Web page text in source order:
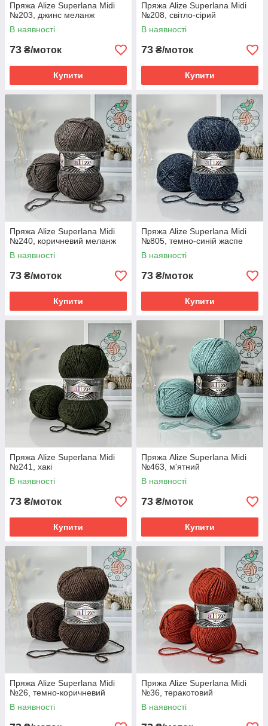
Пряжа Alize Superlana Midi
№203, джинс меланж
В наявності
73 ₴/моток
Купити
Пряжа Alize Superlana Midi
№208, світло-сірий
В наявності
73 ₴/моток
Купити
Пряжа Alize Superlana Midi
№240, коричневий меланж
В наявності
73 ₴/моток
Купити
Пряжа Alize Superlana Midi
№805, темно-синій жаспе
В наявності
73 ₴/моток
Купити
Пряжа Alize Superlana Midi
№241, хакі
В наявності
73 ₴/моток
Купити
Пряжа Alize Superlana Midi
№463, м'ятний
В наявності
73 ₴/моток
Купити
Пряжа Alize Superlana Midi
№26, темно-коричневий
В наявності
Пряжа Alize Superlana Midi
№36, теракотовий
В наявності